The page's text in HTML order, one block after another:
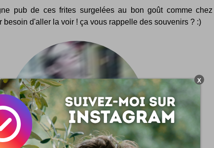
pub de ces frites surgelées au bon goût comme chez
besoin d'aller la voir ! ça vous rappelle des souvenirs ? :)
X